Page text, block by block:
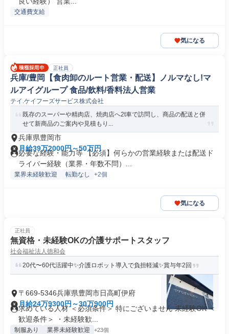
交通費支給
気になる
正社員
兵庫/豊岡【食肉卸のルート営業・配送】ノルマなし!マ
ルアイグループ 食品/飲料/香料法人営業
テイ.ケイフーズサービス株式会社
既存のスーパーや精肉店、焼肉店へ2t車で訪問し、商品の配送と併
せて新商品のご案内や見積もり...
兵庫県豊岡市
月給39万2000円～50万円
必要な経験・能力等 【必須】何らかの営業経験または配送ド
ライバー経験（業界・年数不問）...
業界未経験歓迎 転勤なし +2個
気になる
正社員
無資格・未経験OKの介護サポートスタッフ
社会福祉法人徳和会
20代〜60代活躍中✨介護ロボット導入で負担軽減✨賞与年2回
〒669-5346兵庫県豊岡市日高町伊府
月給24万9300円～30万900円
求めている人材 ＜必須条件＞ 特にございません 未経験OK ＜
歓迎条件＞ ・未経験歓...
制服あり 業界未経験歓迎 +23個